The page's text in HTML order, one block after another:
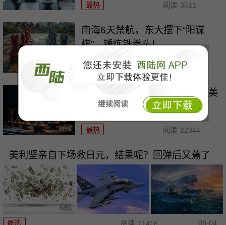
继续阅读
最热 阅读 3511
南海6天禁航，东大摆下“阳谋
棋”，锤炼铁拳头！
最热 阅读 19468
东大海军这一手\"普及牌\"，让美
西方彻底破防！
最热 阅读 22344
美利坚亲自下场救日元，结果呢？回弹后又蔫了
08-04